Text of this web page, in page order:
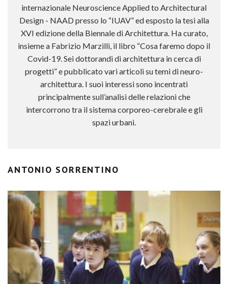
internazionale Neuroscience Applied to Architectural
Design - NAAD presso lo “IUAV” ed esposto la tesi alla
XVI edizione della Biennale di Architettura. Ha curato,
insieme a Fabrizio Marzilli, il libro “Cosa faremo dopo il
Covid-19. Sei dottorandi di architettura in cerca di
progetti” e pubblicato vari articoli su temi di neuro-
architettura. I suoi interessi sono incentrati
principalmente sull’analisi delle relazioni che
intercorrono tra il sistema corporeo-cerebrale e gli
spazi urbani.
ANTONIO SORRENTINO